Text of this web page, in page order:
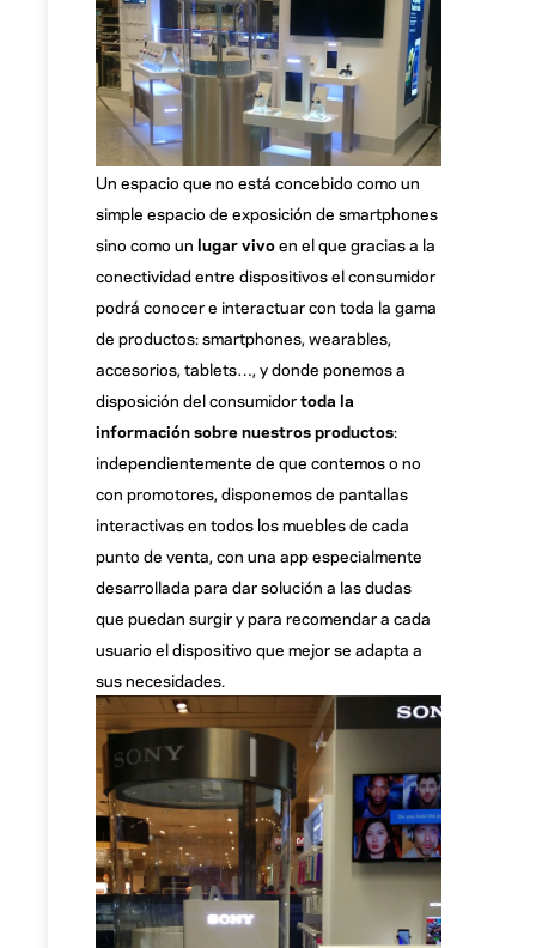
Un espacio que no está concebido como un
simple espacio de exposición de smartphones
sino como un lugar vivoen el que gracias a la
conectividad entre dispositivos el consumidor
podrá conocer e interactuar con toda la gama
de productos: smartphones, wearables,
accesorios, tablets…, y donde ponemos a
disposición del consumidortoda la
información sobre nuestros productos:
independientemente de que contemos o no
con promotores, disponemos de pantallas
interactivas en todos los muebles de cada
punto de venta, con una app especialmente
desarrollada para dar solución a las dudas
que puedan surgir y para recomendar a cada
usuario el dispositivo que mejor se adapta a
sus necesidades.